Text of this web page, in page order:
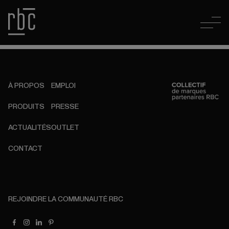
À PROPOS
PRODUITS
ACTUALITÉS
CONTACT
EMPLOI
PRESSE
OUTLET
REJOINDRE LA COMMUNAUTÉ RBC